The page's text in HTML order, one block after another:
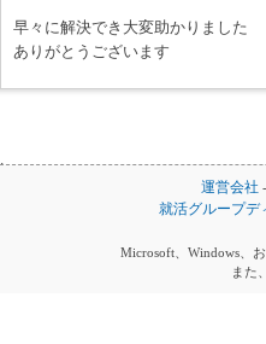
早々に解決でき大変助かりました
ありがとうございます
運営会社 -
就活グループデ
Microsoft、Windows、
また